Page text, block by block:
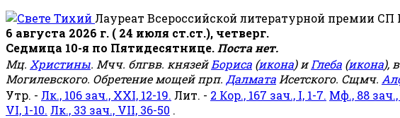
Лауреат Всероссийской литературной премии СП
6 августа 2026 г. ( 24 июля ст.ст.), четверг.
Седмица 10-я по Пятидесятнице. Поста нет.
Мц. Христины. Мчч. блгвв. князейБориса (икона) иГлеба (икона),
Могилевского. Обретение мощей прп. Далмата Исетского. Сщмч.
Утр. - Лк., 106 зач., XXI, 12-19. Лит. - 2 Кор., 167 зач., I, 1-7. Мф., 88
VI, 1-10. Лк., 33 зач., VII, 36-50 .